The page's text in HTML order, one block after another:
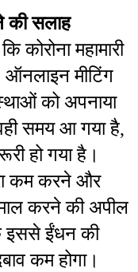
की सलाह
कोरोना महामारी
ऑनलाइन मीटिंग
को अपनाया
समय आ गया है,
हो गया है।
कम करने और
करने की अपील
इससे ईंधन की
कम होगा।